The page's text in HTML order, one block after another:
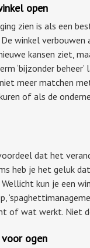
open
zien is als een
winkel
kansen ziet,
‘bijzonder
meer matchen
of als de
dat het
heb je het geluk
kun je een
of wat werkt. Niet
ogen